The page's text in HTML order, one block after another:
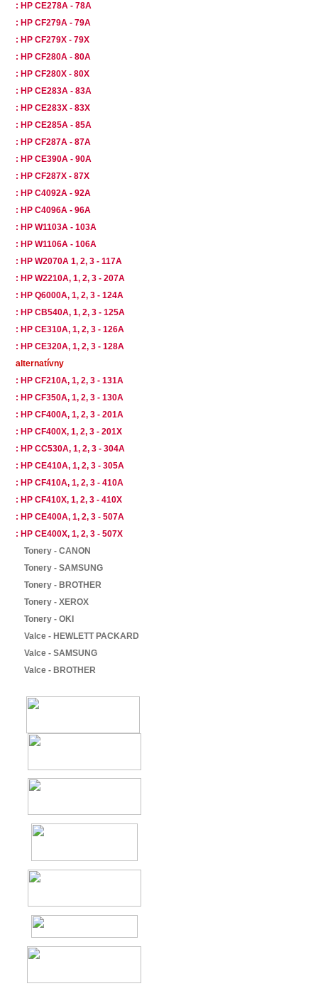
: HP CE278A - 78A
: HP CF279A - 79A
: HP CF279X - 79X
: HP CF280A - 80A
: HP CF280X - 80X
: HP CE283A - 83A
: HP CE283X - 83X
: HP CE285A - 85A
: HP CF287A - 87A
: HP CE390A - 90A
: HP CF287X - 87X
: HP C4092A - 92A
: HP C4096A - 96A
: HP W1103A - 103A
: HP W1106A - 106A
: HP W2070A 1, 2, 3 - 117A
: HP W2210A, 1, 2, 3 - 207A
: HP Q6000A, 1, 2, 3 - 124A
: HP CB540A, 1, 2, 3 - 125A
: HP CE310A, 1, 2, 3 - 126A
: HP CE320A, 1, 2, 3 - 128A
alternatívny
: HP CF210A, 1, 2, 3 - 131A
: HP CF350A, 1, 2, 3 - 130A
: HP CF400A, 1, 2, 3 - 201A
: HP CF400X, 1, 2, 3 - 201X
: HP CC530A, 1, 2, 3 - 304A
: HP CE410A, 1, 2, 3 - 305A
: HP CF410A, 1, 2, 3 - 410A
: HP CF410X, 1, 2, 3 - 410X
: HP CE400A, 1, 2, 3 - 507A
: HP CE400X, 1, 2, 3 - 507X
Tonery - CANON
Tonery - SAMSUNG
Tonery - BROTHER
Tonery - XEROX
Tonery - OKI
Valce - HEWLETT PACKARD
Valce - SAMSUNG
Valce - BROTHER